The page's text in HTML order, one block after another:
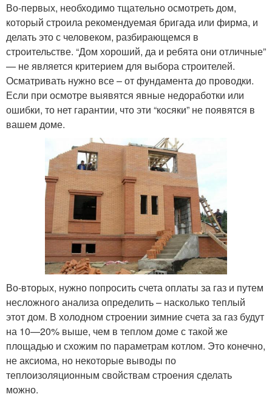
Во-первых, необходимо тщательно осмотреть дом,
который строила рекомендуемая бригада или фирма, и
делать это с человеком, разбирающемся в
строительстве. “Дом хороший, да и ребята они отличные”
— не является критерием для выбора строителей.
Осматривать нужно все – от фундамента до проводки.
Если при осмотре выявятся явные недоработки или
ошибки, то нет гарантии, что эти “косяки” не появятся в
вашем доме.
Во-вторых, нужно попросить счета оплаты за газ и путем
несложного анализа определить – насколько теплый
этот дом. В холодном строении зимние счета за газ будут
на 10—20% выше, чем в теплом доме с такой же
площадью и схожим по параметрам котлом. Это конечно,
не аксиома, но некоторые выводы по
теплоизоляционным свойствам строения сделать
можно.